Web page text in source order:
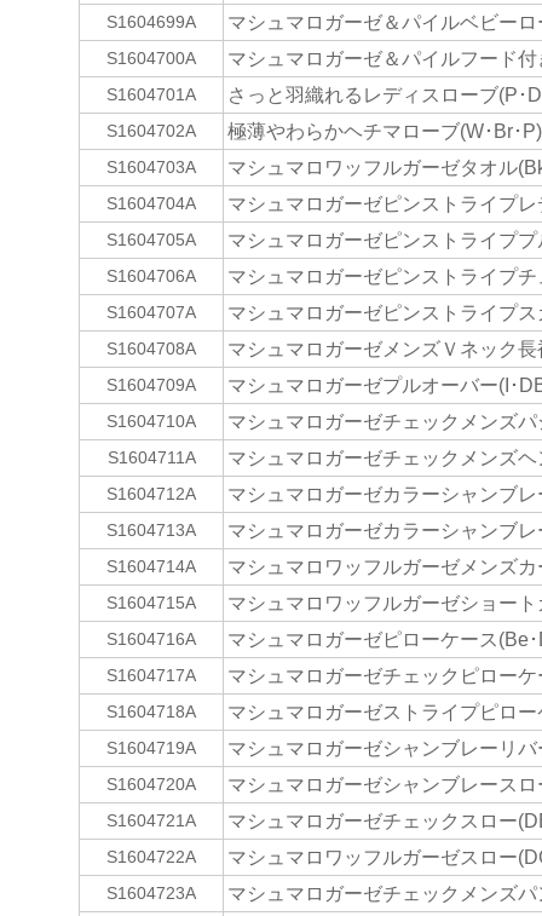
S1604699A マシュマロガーゼ＆パイルベビー
S1604700A マシュマロガーゼ＆パイルフード
S1604701A さっと羽織れるレディスローブ(P･
S1604702A 極薄やわらかヘチマローブ(W･Br･P)
S1604703A マシュマロワッフルガーゼタオル
S1604704A マシュマロガーゼピンストライプ
S1604705A マシュマロガーゼピンストライプ
S1604706A マシュマロガーゼピンストライプ
S1604707A マシュマロガーゼピンストライプ
S1604708A マシュマロガーゼメンズＶネック
S1604709A マシュマロガーゼプルオーバー(I･
S1604710A マシュマロガーゼチェックメンズ
S1604711A マシュマロガーゼチェックメンズ
S1604712A マシュマロガーゼカラーシャンブ
S1604713A マシュマロガーゼカラーシャンブ
S1604714A マシュマロワッフルガーゼメンズ
S1604715A マシュマロワッフルガーゼショー
S1604716A マシュマロガーゼピローケース(Be
S1604717A マシュマロガーゼチェックピロー
S1604718A マシュマロガーゼストライプピロ
S1604719A マシュマロガーゼシャンブレーリ
S1604720A マシュマロガーゼシャンブレース
S1604721A マシュマロガーゼチェックスロー
S1604722A マシュマロワッフルガーゼスロー
S1604723A マシュマロガーゼチェックメンズ